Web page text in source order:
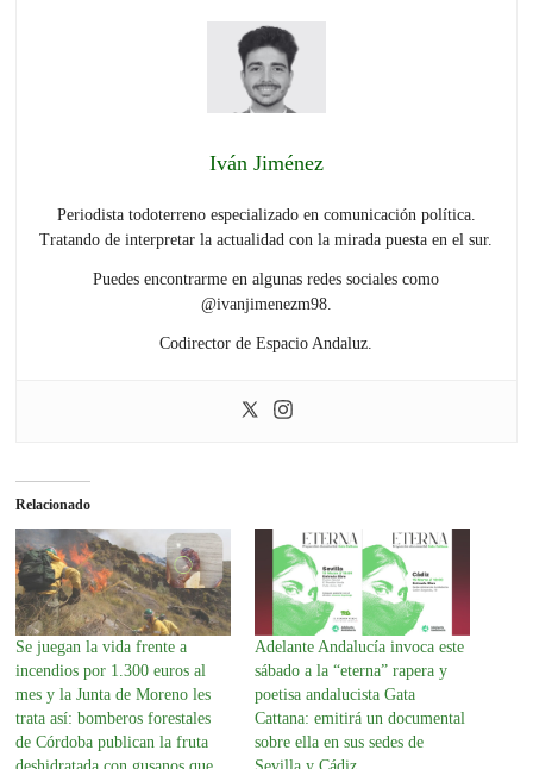
Iván Jiménez
Periodista todoterreno especializado en comunicación política.
Tratando de interpretar la actualidad con la mirada puesta en el sur.
Puedes encontrarme en algunas redes sociales como
@ivanjimenezm98.
Codirector de Espacio Andaluz.
Relacionado
Se juegan la vida frente a
incendios por 1.300 euros al
mes y la Junta de Moreno les
trata así: bomberos forestales
de Córdoba publican la fruta
Adelante Andalucía invoca este
sábado a la “eterna” rapera y
poetisa andalucista Gata
Cattana: emitirá un documental
sobre ella en sus sedes de